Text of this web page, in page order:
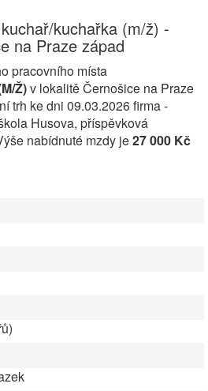
kuchařka (m/ž) -
na Praze západ
pracovního místa
Ž)v lokalitě Černošice na Praze
trh ke dni 09.03.2026 firma -
Husova, příspěvková
nabídnuté mzdy je27 000 Kč